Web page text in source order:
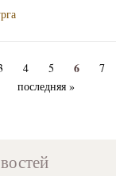
4 5 6
7
последняя »